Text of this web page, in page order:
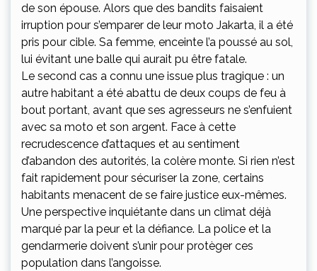
de son épouse. Alors que des bandits faisaient
irruption pour s’emparer de leur moto Jakarta, il a été
pris pour cible. Sa femme, enceinte l’a poussé au sol,
lui évitant une balle qui aurait pu être fatale.
Le second cas a connu une issue plus tragique : un
autre habitant a été abattu de deux coups de feu à
bout portant, avant que ses agresseurs ne s’enfuient
avec sa moto et son argent. Face à cette
recrudescence d’attaques et au sentiment
d’abandon des autorités, la colère monte. Si rien n’est
fait rapidement pour sécuriser la zone, certains
habitants menacent de se faire justice eux-mêmes.
Une perspective inquiétante dans un climat déjà
marqué par la peur et la défiance. La police et la
gendarmerie doivent s’unir pour protèger ces
population dans l’angoisse.